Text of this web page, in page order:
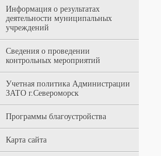
Информация о результатах
деятельности муниципальных
учреждений
Сведения о проведении
контрольных мероприятий
Учетная политика Администрации
ЗАТО г.Североморск
Программы благоустройства
Карта сайта